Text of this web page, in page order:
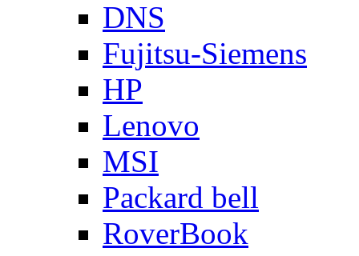
DNS
Fujitsu-Siemens
HP
Lenovo
MSI
Packard bell
RoverBook